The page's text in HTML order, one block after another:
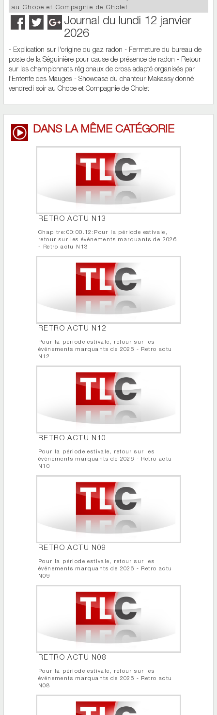
au Chope et Compagnie de Cholet
Journal du lundi 12 janvier
2026
- Explication sur l'origine du gaz radon - Fermeture du bureau de
poste de la Séguinière pour cause de présence de radon - Retour
sur les championnats régionaux de cross adapté organisés par
l'Entente des Mauges - Showcase du chanteur Makassy donné
vendredi soir au Chope et Compagnie de Cholet
DANS LA MÊME CATÉGORIE
RETRO ACTU N13
Chapitre:00:00.12:Pour la période estivale,
retour sur les événements marquants de 2026
- Retro actu N13
RETRO ACTU N12
Pour la période estivale, retour sur les
événements marquants de 2026 - Retro actu
N12
RETRO ACTU N10
Pour la période estivale, retour sur les
événements marquants de 2026 - Retro actu
N10
RETRO ACTU N09
Pour la période estivale, retour sur les
événements marquants de 2026 - Retro actu
N09
RETRO ACTU N08
Pour la période estivale, retour sur les
événements marquants de 2026 - Retro actu
N08